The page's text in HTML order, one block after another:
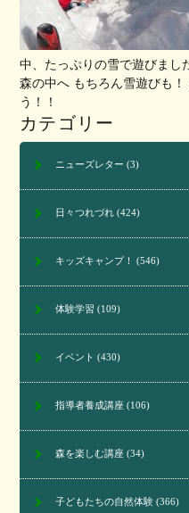
中、たっぷりの雪で遊びまし
森の中へ もちろん雪遊びも
う！！
カテゴリー
ニューズレター (3)
日々つれづれ(424)
キッズキャンプ！ (546)
体験学習 (109)
イベント (430)
指導者養成講座(106)
森を楽しむ講座(34)
子どもたちの自然体験(366)